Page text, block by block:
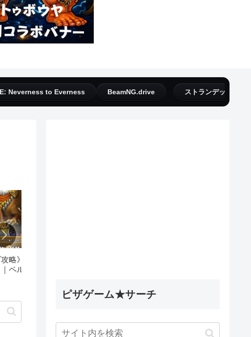
Neverness to Everness BeamNG.drive ストランデッドディ
略》星5英雄デ
ペルティナック
試練の隠し要素
ピザゲーム★サーチ